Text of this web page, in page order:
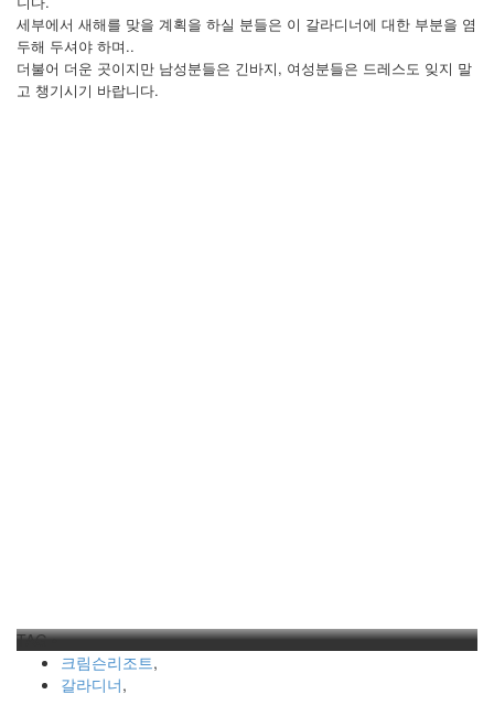
세부에서 새해를 맞을 계획을 하실 분들은 이 갈라디너에 대한 부분을 염
두해 두셔야 하며..
더불어 더운 곳이지만 남성분들은 긴바지, 여성분들은 드레스도 잊지 말
고 챙기시기 바랍니다.
TAG •
크림슨리조트,
갈라디너,